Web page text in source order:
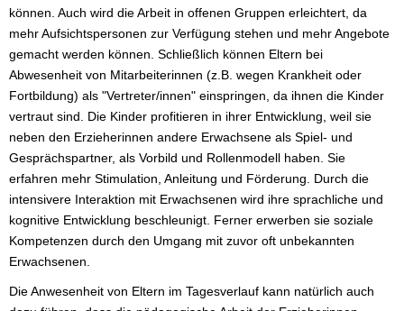
können. Auch wird die Arbeit in offenen Gruppen erleichtert, da
mehr Aufsichtspersonen zur Verfügung stehen und mehr Angebote
gemacht werden können. Schließlich können Eltern bei
Abwesenheit von Mitarbeiterinnen (z.B. wegen Krankheit oder
Fortbildung) als "Vertreter/innen" einspringen, da ihnen die Kinder
vertraut sind. Die Kinder profitieren in ihrer Entwicklung, weil sie
neben den Erzieherinnen andere Erwachsene als Spiel- und
Gesprächspartner, als Vorbild und Rollenmodell haben. Sie
erfahren mehr Stimulation, Anleitung und Förderung. Durch die
intensivere Interaktion mit Erwachsenen wird ihre sprachliche und
kognitive Entwicklung beschleunigt. Ferner erwerben sie soziale
Kompetenzen durch den Umgang mit zuvor oft unbekannten
Erwachsenen.
Die Anwesenheit von Eltern im Tagesverlauf kann natürlich auch